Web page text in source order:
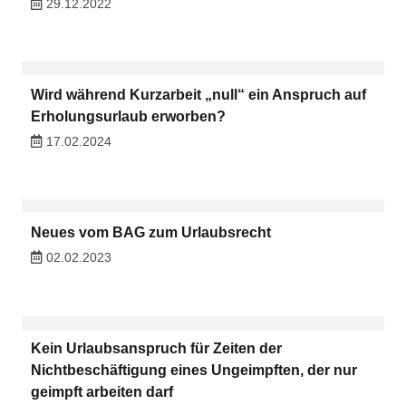
29.12.2022
Wird während Kurzarbeit „null“ ein Anspruch auf
Erholungsurlaub erworben?
17.02.2024
Neues vom BAG zum Urlaubsrecht
02.02.2023
Kein Urlaubsanspruch für Zeiten der
Nichtbeschäftigung eines Ungeimpften, der nur
geimpft arbeiten darf